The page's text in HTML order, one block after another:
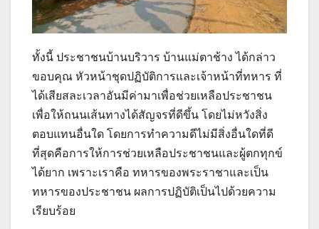
ทั้งนี้ ประชาชนบ้านบริวาร บ้านแม่ตาช้าง ได้กล่าว
ขอบคุณ หัวหน้าชุดปฏิบัติการและเจ้าหน้าที่ทหาร ที่
ได้เสียสละเวลาอันมีค่ามาเพื่อช่วยเหลือประชาชน
เพื่อให้ถนนเส้นทางได้สัญจรที่ดีขึ้น โดยไม่หวังสิ่ง
ตอบแทนอื่นใด โดยการทำความดีไม่มีสิ่งอื่นใดที่ดี
ที่สุดคือการให้การช่วยเหลือประชาชนและผู้ตกทุกข์
ได้ยาก เพราะเราคือ ทหารของพระราชาและเป็น
ทหารของประชาชน ผลการปฏิบัติเป็นไปด้วยความ
เรียบร้อย